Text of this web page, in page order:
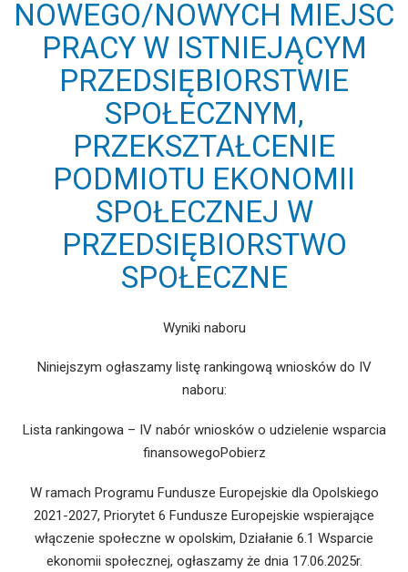
NOWEGO/NOWYCH MIEJSC
PRACY W ISTNIEJĄCYM
PRZEDSIĘBIORSTWIE
SPOŁECZNYM,
PRZEKSZTAŁCENIE
PODMIOTU EKONOMII
SPOŁECZNEJ W
PRZEDSIĘBIORSTWO
SPOŁECZNE
Wyniki naboru
Niniejszym ogłaszamy listę rankingową wniosków do IV
naboru:
Lista rankingowa – IV nabór wniosków o udzielenie wsparcia
finansowegoPobierz
W ramach Programu Fundusze Europejskie dla Opolskiego
2021-2027, Priorytet 6 Fundusze Europejskie wspierające
włączenie społeczne w opolskim, Działanie 6.1 Wsparcie
ekonomii społecznej, ogłaszamy że dnia 17.06.2025r.